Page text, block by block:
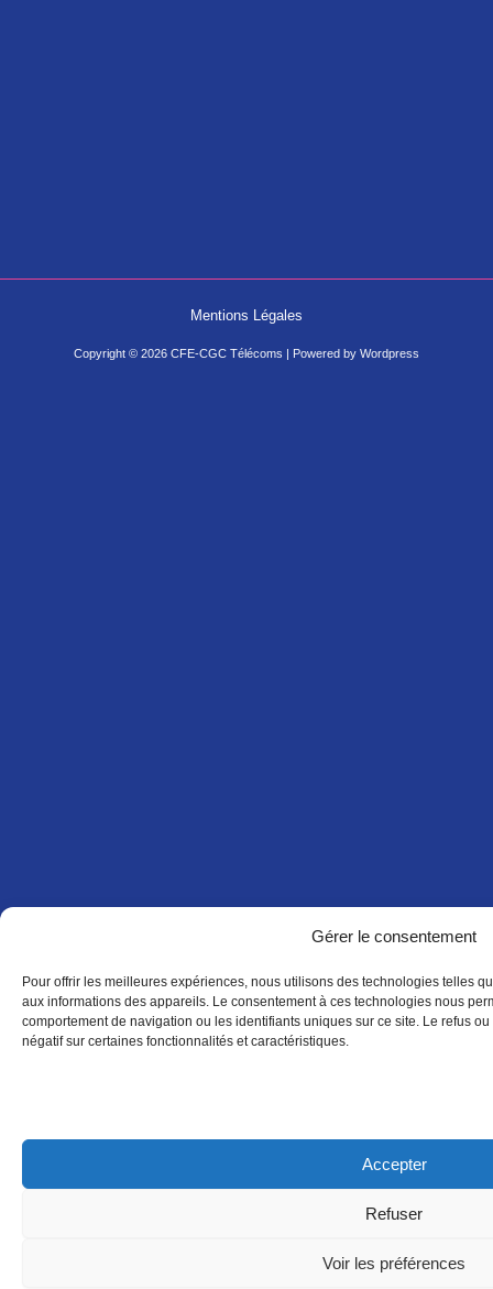
Gérer le consentement
Pour offrir les meilleures expériences, nous utilisons des technologies telles
aux informations des appareils. Le consentement à ces technologies nous
comportement de navigation ou les identifiants uniques sur ce site. Le refus
négatif sur certaines fonctionnalités et caractéristiques.
Accepter
Refuser
Voir les préférences
Mentions Légales
Copyright © 2026 CFE-CGC Télécoms | Powered by Wordpress